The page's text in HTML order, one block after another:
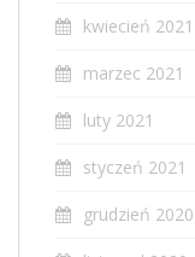
kwiecień 2021
marzec 2021
luty 2021
styczeń 2021
grudzień 2020